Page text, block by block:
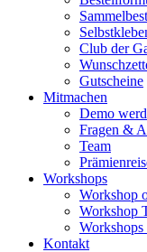
Club der
Gutscheine
Mitmachen
Demo
Fragen &
Team
Workshops
Workshop
Workshop
Kontakt